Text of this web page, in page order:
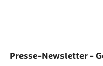
Presse-Newsletter -